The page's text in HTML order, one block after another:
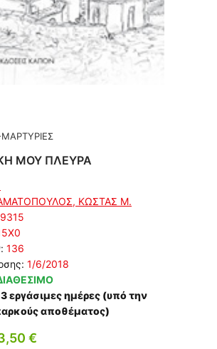
ΜΑΡΤΥΡΙΕΣ
ΜΟΥ ΠΛΕΥΡΑ
ΚΩΣΤΑΣ Μ.
136
1/6/2018
εργάσιμες ημέρες (υπό την
αποθέματος)
€